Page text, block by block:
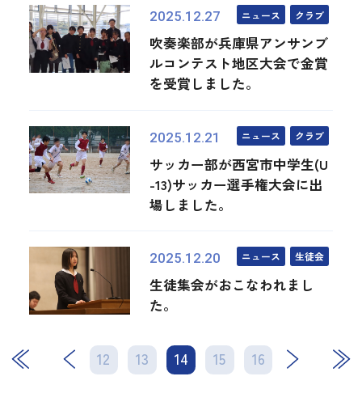
2025.12.27 ニュース クラブ
吹奏楽部が兵庫県アンサンブ
ルコンテスト地区大会で金賞
を受賞しました。
2025.12.21 ニュース クラブ
サッカー部が西宮市中学生(U
-13)サッカー選手権大会に出
場しました。
2025.12.20 ニュース 生徒会
生徒集会がおこなわれまし
た。
12 13 14 15 16
次 最後